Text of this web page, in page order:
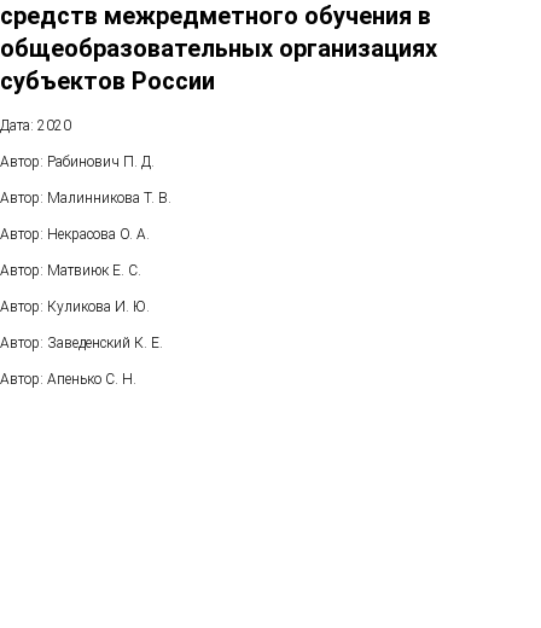
средств межредметного обучения в
общеобразовательных организациях
субъектов России
Дата: 2020
Автор: Рабинович П. Д.
Автор: Малинникова Т. В.
Автор: Некрасова О. А.
Автор: Матвиюк Е. С.
Автор: Куликова И. Ю.
Автор: Заведенский К. Е.
Автор: Апенько С. Н.